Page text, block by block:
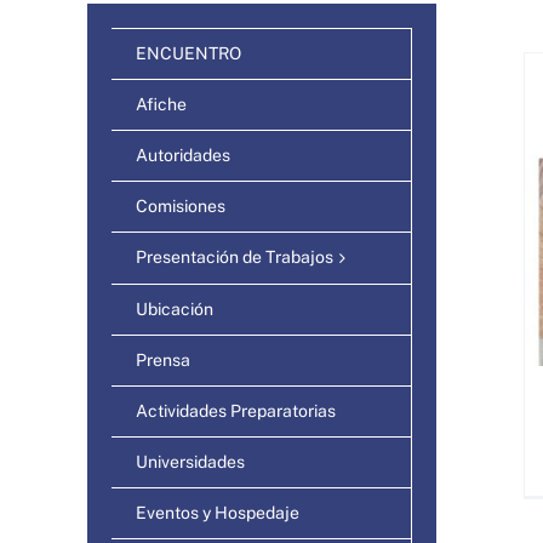
A emergência da exasperação entre a
criança e o adulto
ENCUENTRO
Afiche
Autoridades
Comisiones
Presentación de Trabajos
Ubicación
Prensa
Actividades Preparatorias
Universidades
Eventos y Hospedaje